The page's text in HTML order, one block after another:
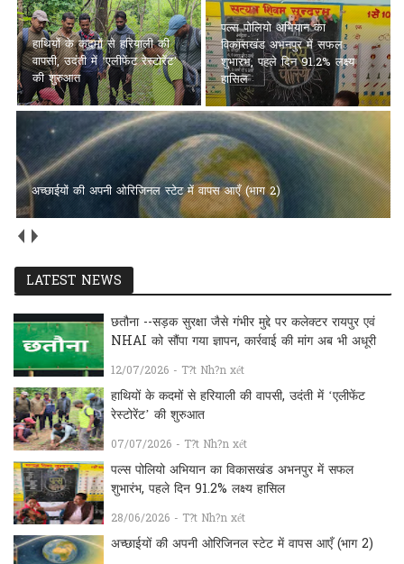
हाथियों के कदमों से हरियाली की
वापसी, उदंती में ‘एलीफेंट रेस्टोरेंट’
की शुरुआत
पल्स पोलियो अभियान का
विकासखंड अभनपुर में सफल
शुभारंभ, पहले दिन 91.2% लक्ष्य
हासिल
अच्छाईयों की अपनी ओरिजिनल स्टेट में वापस आएँ (भाग 2)
LATEST NEWS
छतौना --सड़क सुरक्षा जैसे गंभीर मुद्दे पर कलेक्टर रायपुर एवं
NHAI को सौंपा गया ज्ञापन, कार्रवाई की मांग अब भी अधूरी
12/07/2026 - T?t Nh?n xét
हाथियों के कदमों से हरियाली की वापसी, उदंती में ‘एलीफेंट
रेस्टोरेंट’ की शुरुआत
07/07/2026 - T?t Nh?n xét
पल्स पोलियो अभियान का विकासखंड अभनपुर में सफल
शुभारंभ, पहले दिन 91.2% लक्ष्य हासिल
28/06/2026 - T?t Nh?n xét
अच्छाईयों की अपनी ओरिजिनल स्टेट में वापस आएँ (भाग 2)